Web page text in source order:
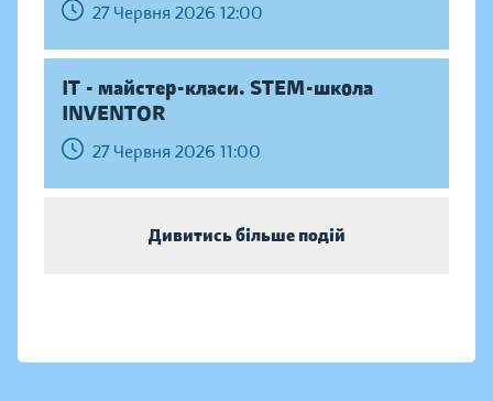
27 Червня 2026 12:00
IT - майстер-класи. STEM-школа
INVENTOR
27 Червня 2026 11:00
Дивитись більше подій